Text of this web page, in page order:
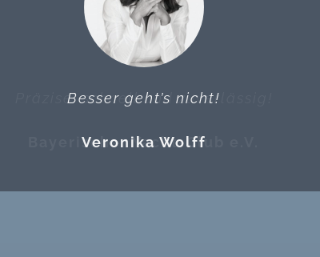
Präzise, schnell und zuverlässig!
Bayerischer Yacht-Club e.V.
Besser geht’s nicht!
Veronika Wolff